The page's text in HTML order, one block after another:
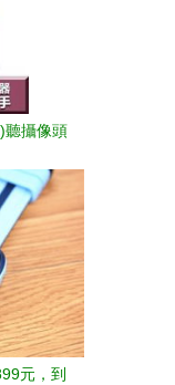
聽攝像頭
元，到